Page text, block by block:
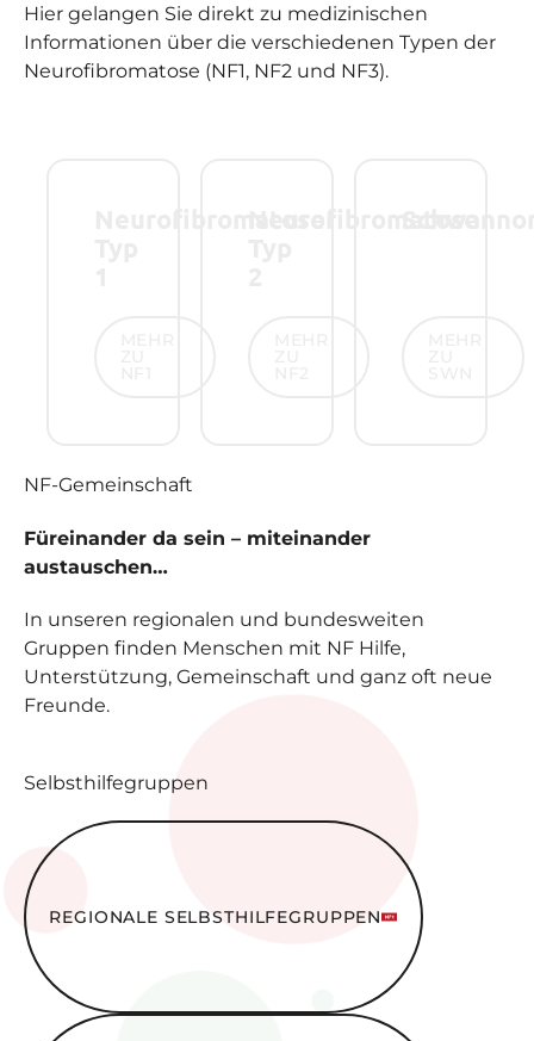
Hier gelangen Sie direkt zu medizinischen
Informationen über die verschiedenen Typen der
Neurofibromatose (NF1, NF2 und NF3).
NF-Gemeinschaft
Füreinander da sein – miteinander
austauschen…
In unseren regionalen und bundesweiten
Gruppen finden Menschen mit NF Hilfe,
Unterstützung, Gemeinschaft und ganz oft neue
Freunde.
Selbsthilfegruppen
Regionale Selbsthilfe­gruppen
REGIONALE SELBSTHILFE­GRUPPEN
Bundesweite SelbsthilfeGruppe